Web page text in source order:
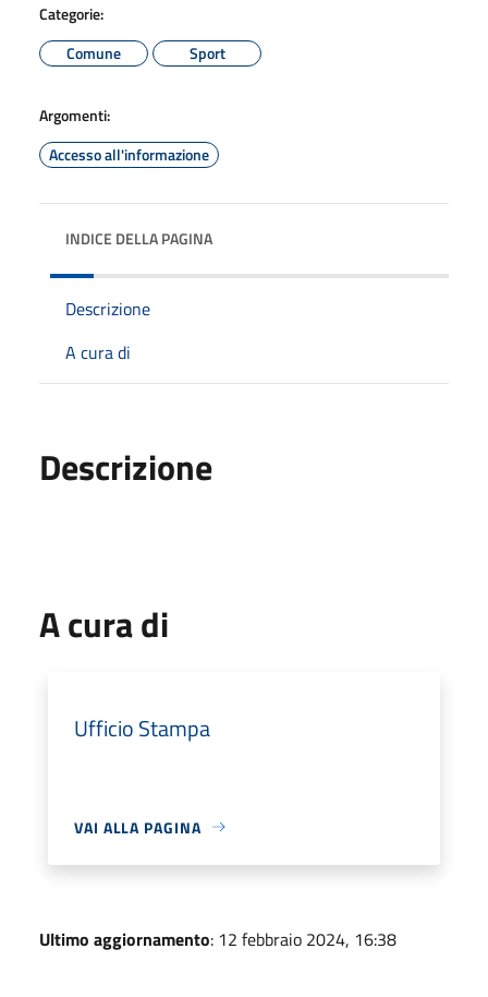
Categorie:
Comune
Sport
Argomenti:
Accesso all'informazione
INDICE DELLA PAGINA
Descrizione
A cura di
Descrizione
A cura di
Ufficio Stampa
VAI ALLA PAGINA
Ultimo aggiornamento: 12 febbraio 2024, 16:38